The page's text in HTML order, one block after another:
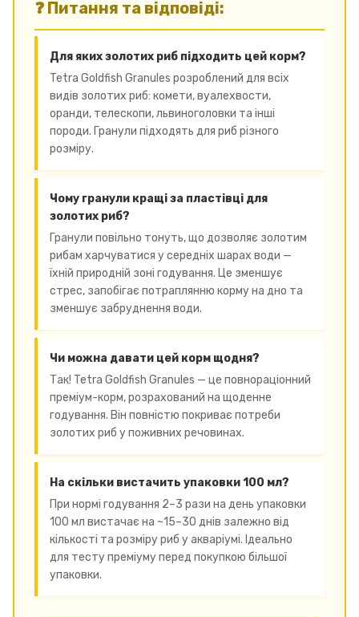
❓ Питання та відповіді:
Для яких золотих риб підходить цей корм?
Tetra Goldfish Granules розроблений для всіх
видів золотих риб: комети, вуалехвости,
оранди, телескопи, львиноголовки та інші
породи. Гранули підходять для риб різного
розміру.
Чому гранули кращі за пластівці для
золотих риб?
Гранули повільно тонуть, що дозволяє золотим
рибам харчуватися у середніх шарах води —
їхній природній зоні годування. Це зменшує
стрес, запобігає потраплянню корму на дно та
зменшує забруднення води.
Чи можна давати цей корм щодня?
Так! Tetra Goldfish Granules — це повнораціонний
преміум-корм, розрахований на щоденне
годування. Він повністю покриває потреби
золотих риб у поживних речовинах.
На скільки вистачить упаковки 100 мл?
При нормі годування 2–3 рази на день упаковки
100 мл вистачає на ~15–30 днів залежно від
кількості та розміру риб у акваріумі. Ідеально
для тесту преміуму перед покупкою більшої
упаковки.